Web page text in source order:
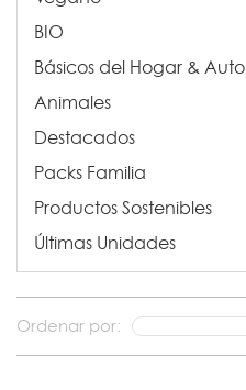
BIO
Básicos del Hogar & Auto
Animales
Destacados
Packs Familia
Productos Sostenibles
Últimas Unidades
Ordenar por: